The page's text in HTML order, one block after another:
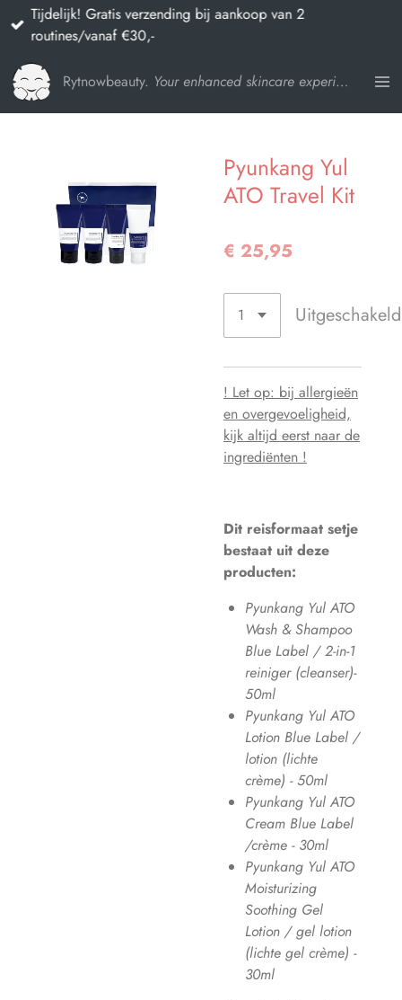
Ga
direct
naar
de
hoofdinhoud
Rytnowbeauty. Your enhanced skincare experience
Tijdelijk! Gratis verzending bij aankoop van 2
routines/vanaf €30,-
Pyunkang Yul
ATO Travel Kit
€ 25,95
Uitgeschakeld
! Let op: bij allergieën
en overgevoeligheid,
kijk altijd eerst naar de
ingrediënten !
Dit reisformaat setje
bestaat uit deze
producten:
Pyunkang Yul ATO
Wash & Shampoo
Blue Label / 2-in-1
reiniger (cleanser)-
50ml
Pyunkang Yul ATO
Lotion Blue Label /
lotion (lichte
crème) - 50ml
Pyunkang Yul ATO
Cream Blue Label
/crème - 30ml
Pyunkang Yul ATO
Moisturizing
Soothing Gel
Lotion / gel lotion
(lichte gel crème) -
30ml